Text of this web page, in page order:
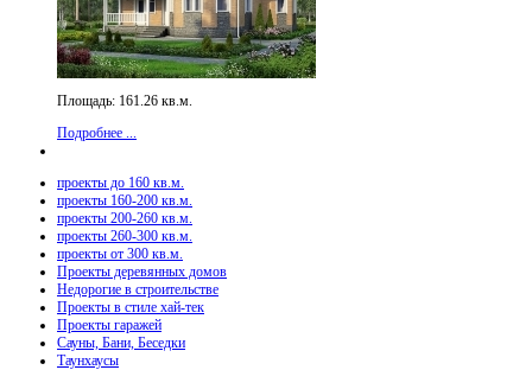
Площадь: 161.26 кв.м.
Подробнее ...
проекты до 160 кв.м.
проекты 160-200 кв.м.
проекты 200-260 кв.м.
проекты 260-300 кв.м.
проекты от 300 кв.м.
Проекты деревянных домов
Недорогие в строительстве
Проекты в стиле хай-тек
Проекты гаражей
Сауны, Бани, Беседки
Таунхаусы